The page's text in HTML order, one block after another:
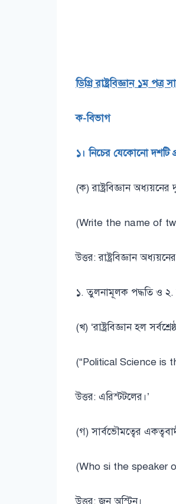
ডিগ্রি রাষ্ট্রবিজ্ঞান ১ম পত্র
ক-বিভাগ
১। নিচের যেকোনো দশটি
(ক) রাষ্ট্রবিজ্ঞান
(Write the name of
উত্তর: রাষ্ট্রবিজ্ঞান
১. তুলনামূলক পদ্ধতি ও ২.
(খ) ‘রাষ্ট্রবিজ্ঞান হল
(“Political Science is
উত্তর: এরিস্টটলের।’
(গ) সার্বভৌমত্বের
(Who si the speaker
উত্তর: জন অস্টিন।